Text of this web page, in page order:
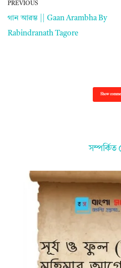
PREVIOUS
গান আরম্ভ || Gaan Arambha By
Rabindranath Tagore
Show
সম্পর্কিত